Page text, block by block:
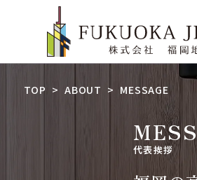
TOP ABOUT MESSAGE
代表挨拶